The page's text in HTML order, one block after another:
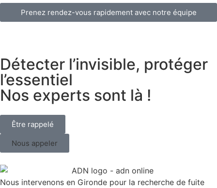
Prenez rendez-vous rapidement avec notre équipe
Détecter l’invisible, protéger
l’essentiel
Nos experts sont là !
Être rappelé
Nous appeler
Nous intervenons en Gironde pour la recherche de fuite